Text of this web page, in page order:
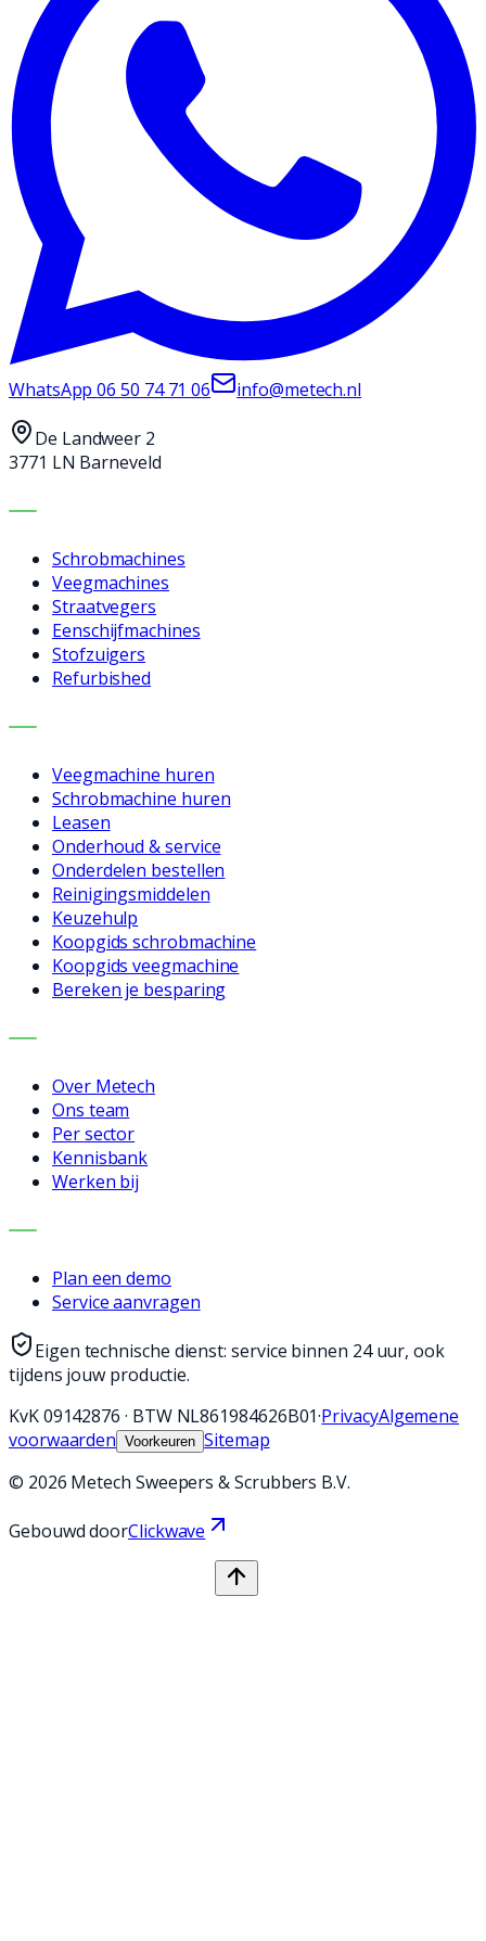
WhatsApp06 50 74 71 06 info@metech.nl
De Landweer 2
3771 LN Barneveld
MACHINES
Schrobmachines
Veegmachines
Straatvegers
Eenschijfmachines
Stofzuigers
Refurbished
DIENSTEN
Veegmachine huren
Schrobmachine huren
Leasen
Onderhoud & service
Onderdelen bestellen
Reinigingsmiddelen
Keuzehulp
Koopgids schrobmachine
Koopgids veegmachine
Bereken je besparing
BEDRIJF
Over Metech
Ons team
Per sector
Kennisbank
Werken bij
CONTACT
Plan een demo
Service aanvragen
Eigen technische dienst: service binnen 24 uur, ook
tijdens jouw productie.
KvK09142876 · BTW NL861984626B01·PrivacyAlgemene
voorwaarden Voorkeuren Sitemap
© 2026 Metech Sweepers & Scrubbers B.V.
Gebouwd doorClickwave